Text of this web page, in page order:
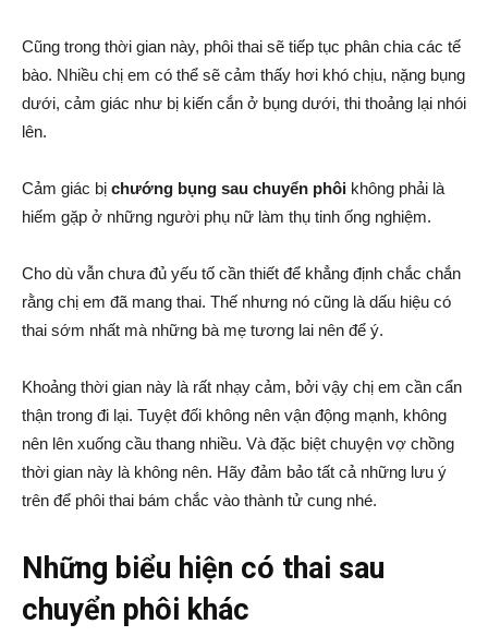
Cũng trong thời gian này, phôi thai sẽ tiếp tục phân chia các tế
bào. Nhiều chị em có thể sẽ cảm thấy hơi khó chịu, nặng bụng
dưới, cảm giác như bị kiến cắn ở bụng dưới, thi thoảng lại nhói
lên.
Cảm giác bị chướng bụng sau chuyển phôi không phải là
hiếm gặp ở những người phụ nữ làm thụ tinh ống nghiệm.
Cho dù vẫn chưa đủ yếu tố cần thiết để khẳng định chắc chắn
rằng chị em đã mang thai. Thế nhưng nó cũng là dấu hiệu có
thai sớm nhất mà những bà mẹ tương lai nên để ý.
Khoảng thời gian này là rất nhạy cảm, bởi vậy chị em cần cẩn
thận trong đi lại. Tuyệt đối không nên vận động mạnh, không
nên lên xuống cầu thang nhiều. Và đặc biệt chuyện vợ chồng
thời gian này là không nên. Hãy đảm bảo tất cả những lưu ý
trên để phôi thai bám chắc vào thành tử cung nhé.
Những biểu hiện có thai sau
chuyển phôi khác